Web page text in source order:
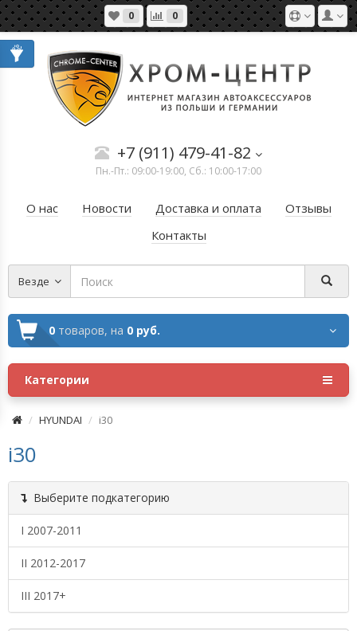
0 0
+7 (911) 479-41-82
Пн.-Пт.: 09:00-19:00, Сб.: 10:00-17:00
О нас Новости Доставка и оплата
Отзывы
Контакты
Везде
0 товаров, на 0 руб.
Категории
HYUNDAI i30
i30
Выберите подкатегорию
I 2007-2011
II 2012-2017
III 2017+